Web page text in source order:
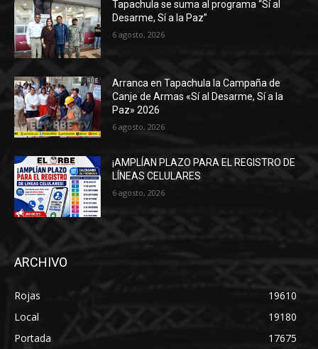
Tapachula se suma al programa “Sí al
Desarme, Sí a la Paz”
6 agosto, 2026
Arranca en Tapachula la Campaña de
Canje de Armas «Sí al Desarme, Sí a la
Paz» 2026
6 agosto, 2026
¡AMPLÍAN PLAZO PARA EL REGISTRO DE
LÍNEAS CELULARES
6 agosto, 2026
ARCHIVO
Rojas
19610
Local
19180
Portada
17675